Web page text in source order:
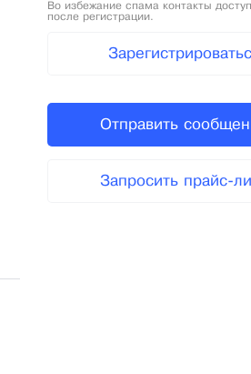
Во избежание спама контакты
после регистрации.
Отправить
Запросить прайс-